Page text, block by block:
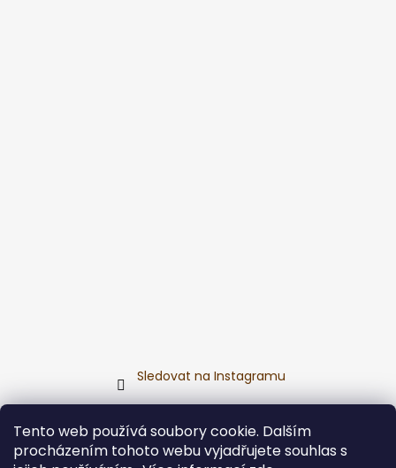
Tento web používá soubory cookie. Dalším
procházením tohoto webu vyjadřujete souhlas s
Sledovat na Instagramu
Přijímáme online platby